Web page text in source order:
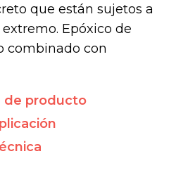
que están sujetos a
Epóxico de
combinado con
de producto